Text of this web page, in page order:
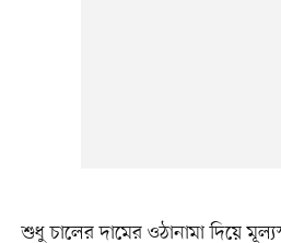
শুধু চালের দামের ওঠানামা দিয়ে